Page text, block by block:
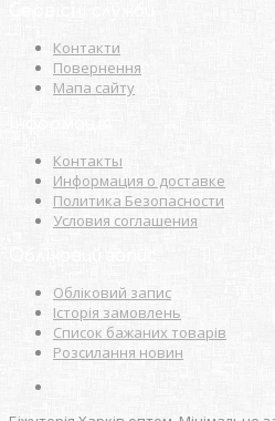
Контакти
Повернення
Мапа сайту
Контакты
Информация о доставке
Политика Безопасности
Условия соглашения
Обліковий запис
Історія замовлень
Список бажаних товарів
Розсилання новин